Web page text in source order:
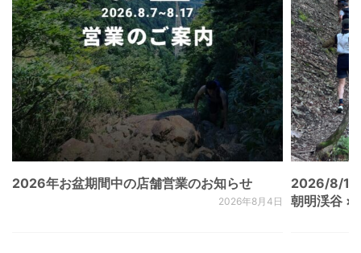
2026年お盆期間中の店舗営業のお知らせ
2026年8月4日
2026/8/
朝明渓谷 ×